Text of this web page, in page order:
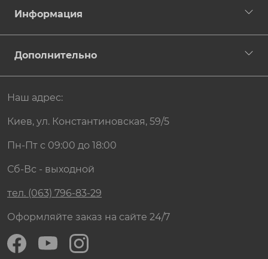
Информация
Дополнительно
Наш адрес:
Киев, ул. Константиновская, 59/5
Пн-Пт с 09:00 до 18:00
Сб-Вс - выходной
тел. (063) 796-83-29
Оформляйте заказ на сайте 24/7